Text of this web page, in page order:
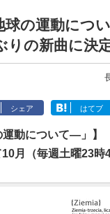
の運動につ
りの新曲に決
シェア はてブ
動について―」】
月（毎週土曜23時